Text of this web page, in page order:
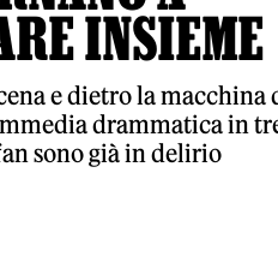
INSIEME
e dietro la macchina
drammatica in
sono già in delirio